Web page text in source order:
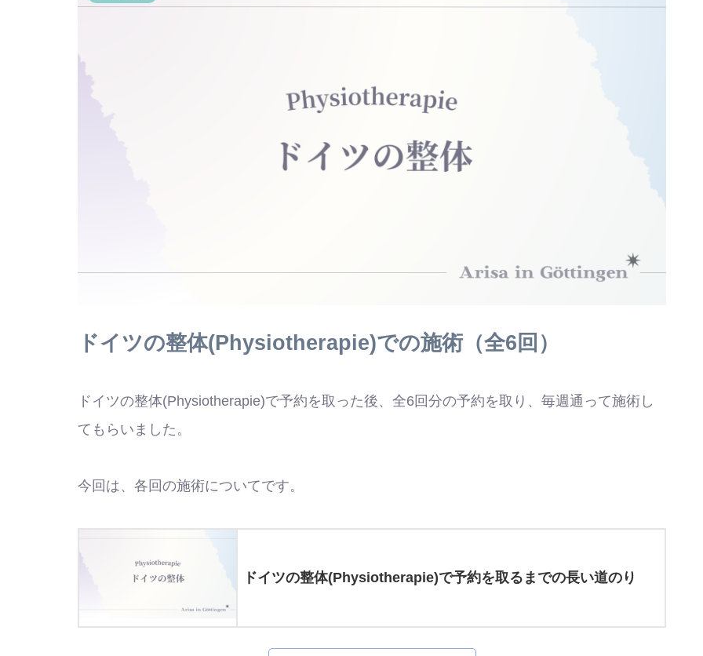
ドイツの整体(Physiotherapie)での施術（全6回）
ドイツの整体(Physiotherapie)で予約を取った後、全6回分の予約を取り、毎週通って施術し
てもらいました。
今回は、各回の施術についてです。
ドイツの整体(Physiotherapie)で予約を取るまでの長い道のり